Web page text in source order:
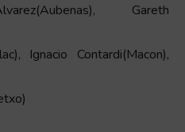
Gareth
Ignacio Contardi(Macon),